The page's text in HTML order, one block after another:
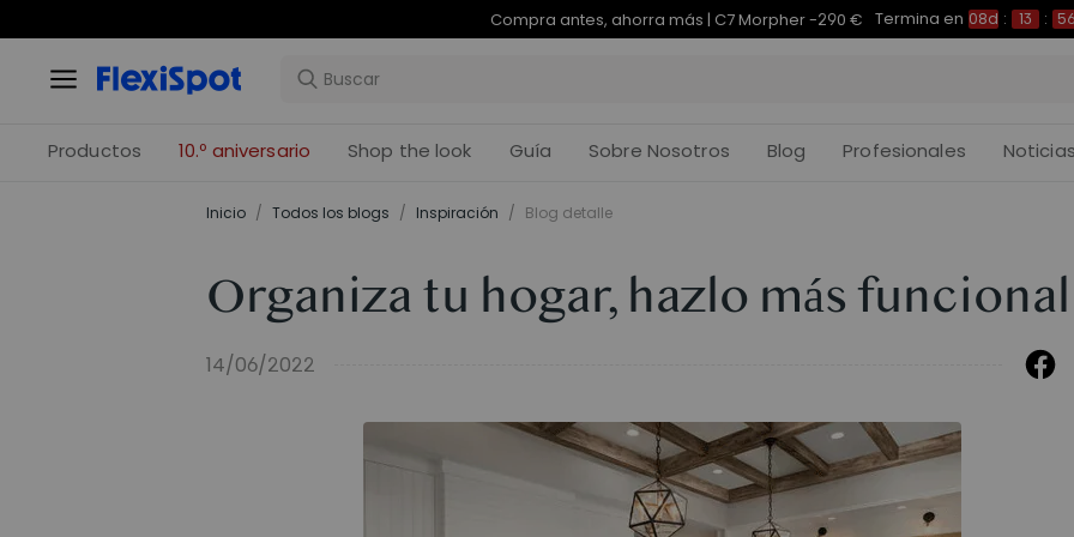
Compra antes, ahorra más | E7 Plus -200 € Termina en 08d : 13 : 56 :
Productos 10.º aniversario Shop the look Guía Sobre Nosotros Blog Profesionales Noticias
Inicio / Todos los blogs / Inspiración / Blog detalle
Organiza tu hogar, hazlo más funcional
14/06/2022